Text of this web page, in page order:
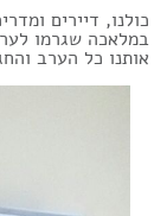
כולנו, דיירים
במלאכה שגרמו
אותנו כל הערב